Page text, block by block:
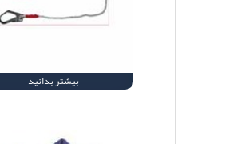
بیشتر بدانید